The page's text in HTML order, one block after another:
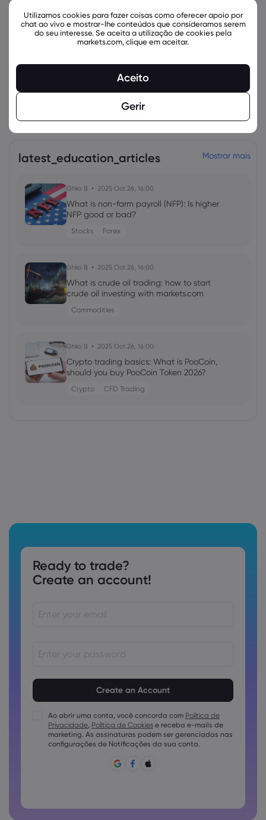
Instrumentos relacionados
latest_education_articles Mostrar mais
Ghko B 2025 Oct 26, 16:00
What is non-farm payroll (NFP): Is higher
NFP good or bad?
Stocks Forex
Ghko B 2025 Oct 26, 16:00
What is crude oil trading: how to start
crude oil investing with markets.com
Commodities
Ghko B 2025 Oct 26, 16:00
Crypto trading basics: What is PooCoin,
should you buy PooCoin Token 2026?
Crypto CFD Trading
Ready to trade?
Create an account!
As senhas devem conter pelo menos 1 letra maiúscula
As senhas devem conter pelo menos 1 letra minúscula
A senha deve conter ~!@#£%^e)_-+=:;&lt;&gt;{,[]?,.
Ao abrir uma conta, você concorda com Política de
Privacidade, Política de Cookies e receba e-mails de
marketing. As assinaturas podem ser gerenciadas nas
configurações de Notificações da sua conta.
Utilizamos cookies para fazer coisas como oferecer apoio por
chat ao vivo e mostrar-lhe conteúdos que consideramos serem
do seu interesse. Se aceita a utilização de cookies pela
markets.com, clique em aceitar.
Aceito
Gerir